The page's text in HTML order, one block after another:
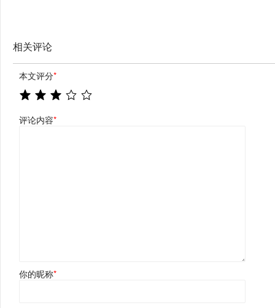
相关评论
本文评分*
评论内容*
你的昵称*